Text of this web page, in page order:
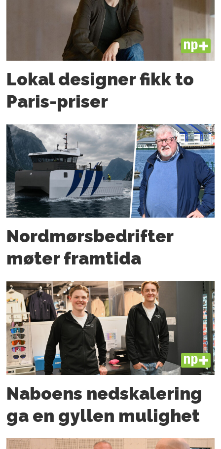
PLUS
Lokal designer fikk to
Paris-priser
Nordmørs­bedrifter
møter framtida
PLUS
Naboens nedskalering
ga en gyllen mulighet